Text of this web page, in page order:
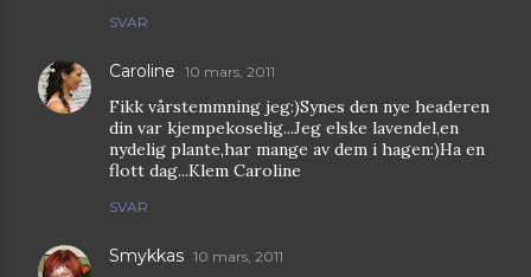
SVAR
Caroline 10 mars, 2011
Fikk vårstemmning jeg:)Synes den nye headeren
din var kjempekoselig...Jeg elske lavendel,en
nydelig plante,har mange av dem i hagen:)Ha en
flott dag...Klem Caroline
SVAR
Smykkas 10 mars, 2011